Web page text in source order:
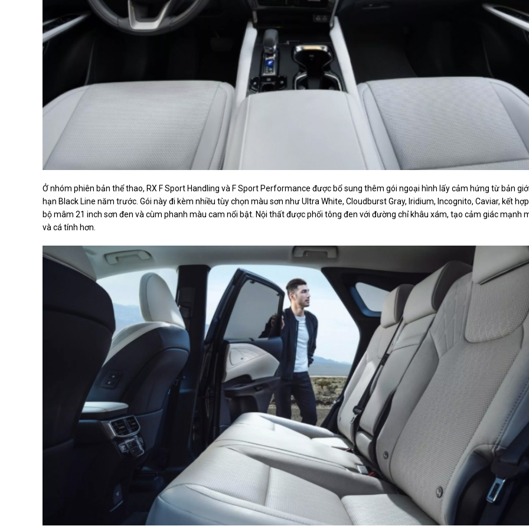
Ở nhóm phiên bản thể thao, RX F Sport Handling và F Sport Performance được bổ sung thêm gói ngoại hình lấy cảm hứng từ bản
hạn Black Line năm trước. Gói này đi kèm nhiều tùy chọn màu sơn như Ultra White, Cloudburst Gray, Iridium, Incognito, Caviar, kết hợp
bộ mâm 21 inch sơn đen và cùm phanh màu cam nổi bật. Nội thất được phối tông đen với đường chỉ khâu xám, tạo cảm giác mạnh
và cá tính hơn.